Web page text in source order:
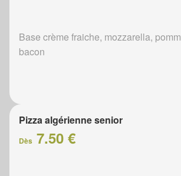
Base crème fraiche, mozzarella,
bacon
Pizza algérienne senior
Dès 7.50 €